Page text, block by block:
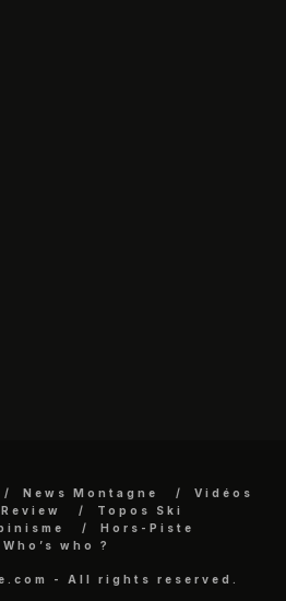
News Montagne
Vidéos
Topos Ski
Hors-Piste
Who’s who ?
- All rights reserved.